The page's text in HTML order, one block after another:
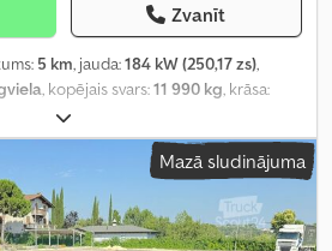
Zvanīt
5 km, jauda:184 kW (250,17 zs),
, kopējais svars:11 990 kg, krāsa:
automātisks
2 550 mm, Aprīkojums:ABS,
programma (ESP), gaisa
stāvvietas sildītājs
Mazā sludinājuma